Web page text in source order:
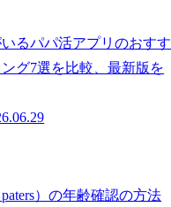
るパパ活アプリのおすす
グ7選を比較、最新版を
）の年齢確認の方法